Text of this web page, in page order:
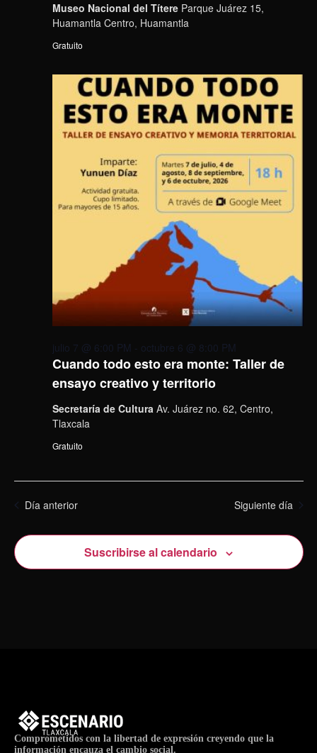
Museo Nacional del Títere Parque Juárez 15,
Huamantla Centro, Huamantla
Gratuito
Cuando todo esto era monte: Taller de
ensayo creativo y territorio
julio 7 @ 6:00 PM - octubre 6 @ 8:00 PM
Secretaría de Cultura Av. Juárez no. 62, Centro,
Tlaxcala
Gratuito
Día anterior Siguiente día
Suscribirse al calendario
Comprometidos con la libertad de expresión creyendo que la
información encauza el cambio social.